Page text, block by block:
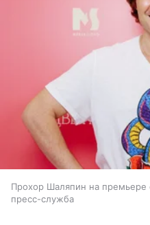
Прохор Шаляпин на премьере
пресс-служба